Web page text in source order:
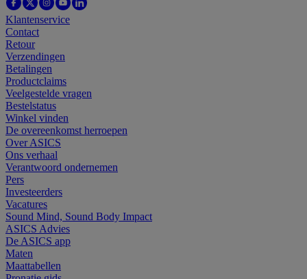
Klantenservice
Contact
Retour
Verzendingen
Betalingen
Productclaims
Veelgestelde vragen
Bestelstatus
Winkel vinden
De overeenkomst herroepen
Over ASICS
Ons verhaal
Verantwoord ondernemen
Pers
Investeerders
Vacatures
Sound Mind, Sound Body Impact
ASICS Advies
De ASICS app
Maten
Maattabellen